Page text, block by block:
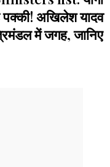
पक्की! अखिलेश यादव
में जगह, जानिए